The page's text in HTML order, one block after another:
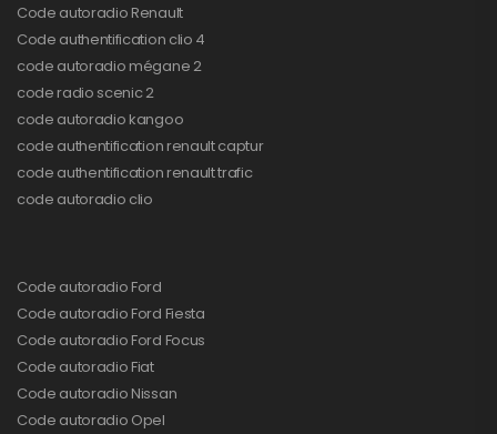
Code autoradio Renault
Code authentification clio 4
code autoradio mégane 2
code radio scenic 2
code autoradio kangoo
code authentification renault captur
code authentification renault trafic
code autoradio clio
Code autoradio Ford
Code autoradio Ford Fiesta
Code autoradio Ford Focus
Code autoradio Fiat
Code autoradio Nissan
Code autoradio Opel